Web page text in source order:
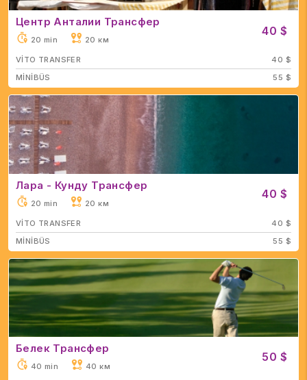
Центр Анталии Трансфер
20 min 20 км
40 $
VİTO TRANSFER
40 $
MİNİBÜS
55 $
Лара - Кунду Трансфер
20 min 20 км
40 $
VİTO TRANSFER
40 $
MİNİBÜS
55 $
Белек Трансфер
40 min 40 км
50 $